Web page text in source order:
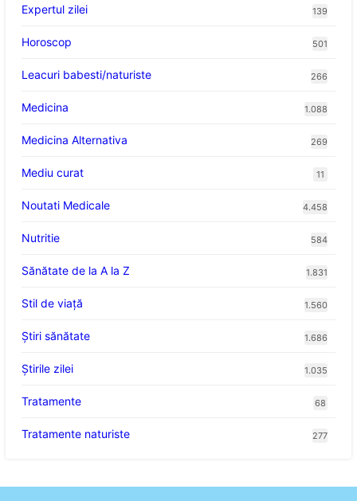
Expertul zilei 139
Horoscop 501
Leacuri babesti/naturiste 266
Medicina 1.088
Medicina Alternativa 269
Mediu curat 11
Noutati Medicale 4.458
Nutritie 584
Sănătate de la A la Z 1.831
Stil de viaţă 1.560
Ştiri sănătate 1.686
Știrile zilei 1.035
Tratamente 68
Tratamente naturiste 277